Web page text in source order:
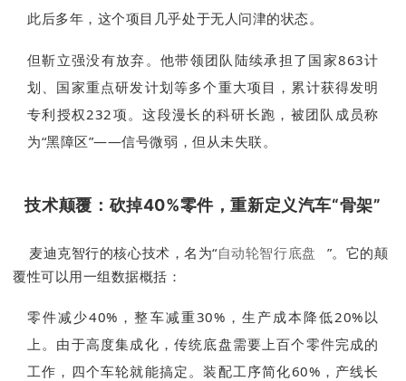
此后多年，这个项目几乎处于无人问津的状态。
但靳立强没有放弃。他带领团队陆续承担了国家863计
划、国家重点研发计划等多个重大项目，累计获得发明
专利授权232项。这段漫长的科研长跑，被团队成员称
为“黑障区”——信号微弱，但从未失联。
技术颠覆：砍掉40%零件，重新定义汽车“骨架”
麦迪克智行的核心技术，名为“自动轮智行底盘
”。它的颠
覆性可以用一组数据概括：
零件减少40%，整车减重30%，生产成本降低20%以
上。由于高度集成化，传统底盘需要上百个零件完成的
工作，四个车轮就能搞定。装配工序简化60%，产线长